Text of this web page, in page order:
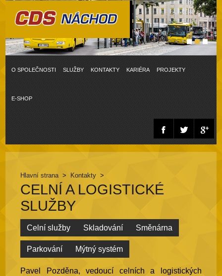
O SPOLEČNOSTI SLUŽBY KONTAKTY KARIÉRA PROJEKTY
E-SHOP
Hlavní strana> Kontakty >
CELNÍ A LOGISTICKÉ
SLUŽBY
Celní služby Skladování Směnárna
Parkování Mýtný systém
Pavel Pozděna, vedoucí celních a logistických